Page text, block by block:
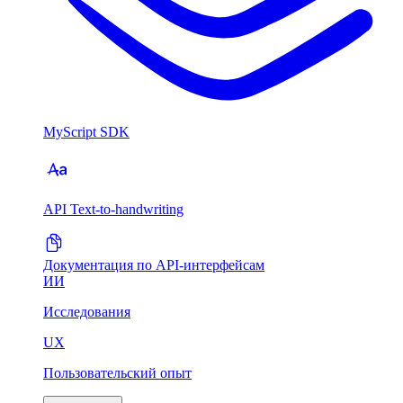
MyScript SDK
API Text-to-handwriting
Документация по API-интерфейсам
ИИ
Исследования
UX
Пользовательский опыт